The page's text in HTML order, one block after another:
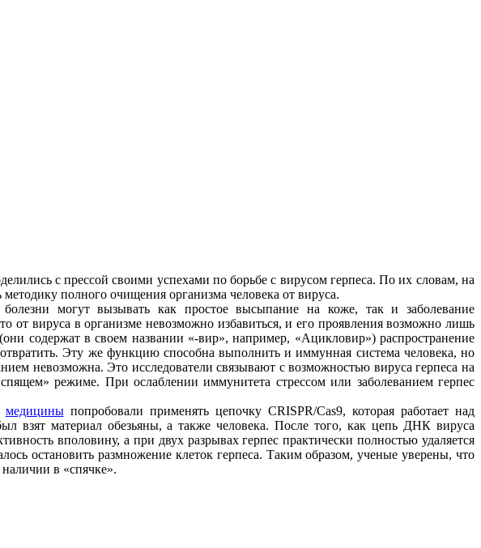
с прессой своими успехами по борьбе с вирусом герпеса. По их словам, на
полного очищения организма человека от вируса.
могут вызывать как простое высыпание на коже, так и заболевание
от вируса в организме невозможно избавиться, и его проявления возможно лишь
содержат в своем названии «-вир», например, «Ацикловир») распространение
Эту же функцию способна выполнить и иммунная система человека, но
невозможна. Это исследователи связывают с возможностью вируса герпеса на
режиме. При ослаблении иммунитета стрессом или заболеванием герпес
медициныпопробовали применять цепочку CRISPR/Cas9, которая работает над
взят материал обезьяны, а также человека. После того, как цепь ДНК вируса
вполовину, а при двух разрывах герпес практически полностью удаляется
остановить размножение клеток герпеса. Таким образом, ученые уверены, что
в «спячке».